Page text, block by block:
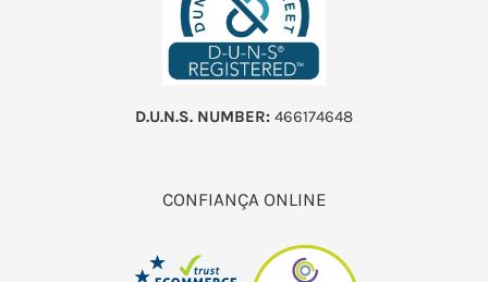
D.U.N.S. NUMBER: 466174648
CONFIANÇA ONLINE